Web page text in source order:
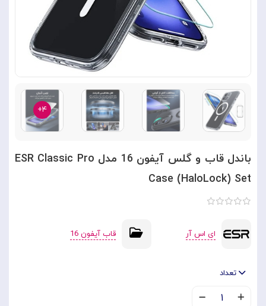
۴+
باندل قاب و گلس آیفون 16 مدل ESR Classic Pro
Case (HaloLock) Set
ای اس آر قاب آیفون 16
تعداد
۱